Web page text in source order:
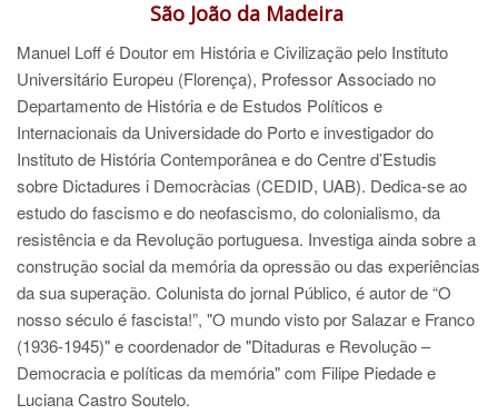
São João da Madeira
Manuel Loff é Doutor em História e Civilização pelo Instituto
Universitário Europeu (Florença), Professor Associado no
Departamento de História e de Estudos Políticos e
Internacionais da Universidade do Porto e investigador do
Instituto de História Contemporânea e do Centre d’Estudis
sobre Dictadures i Democràcias (CEDID, UAB). Dedica-se ao
estudo do fascismo e do neofascismo, do colonialismo, da
resistência e da Revolução portuguesa. Investiga ainda sobre a
construção social da memória da opressão ou das experiências
da sua superação. Colunista do jornal Público, é autor de “O
nosso século é fascista!”, "O mundo visto por Salazar e Franco
(1936-1945)" e coordenador de "Ditaduras e Revolução –
Democracia e políticas da memória" com Filipe Piedade e
Luciana Castro Soutelo.